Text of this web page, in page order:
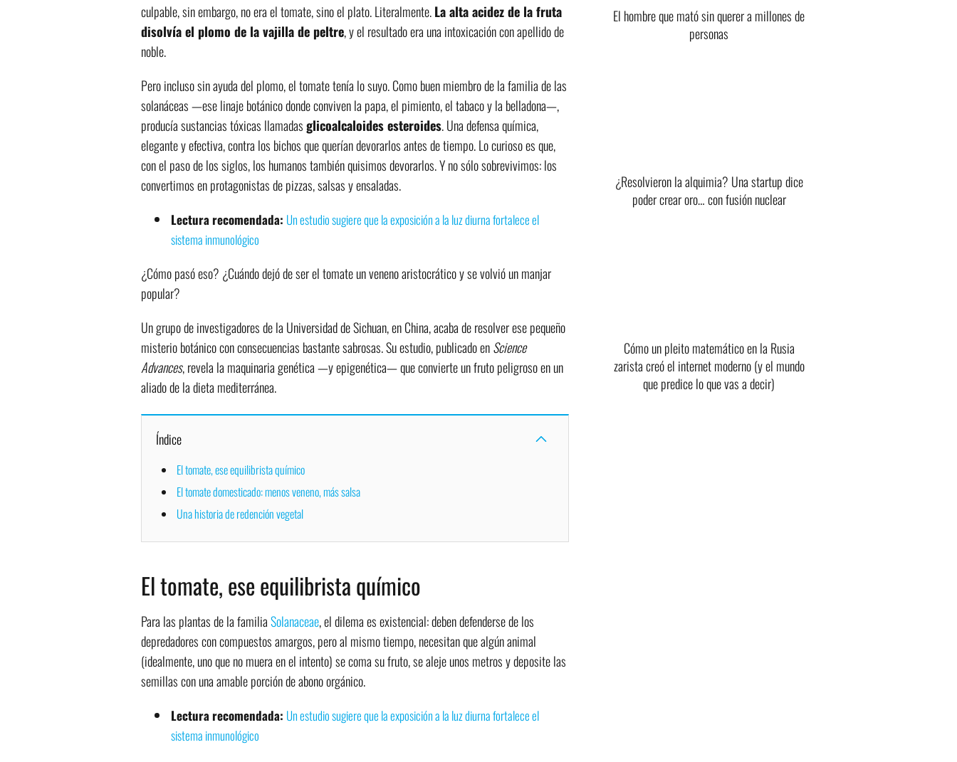
culpable, sin embargo, no era el tomate, sino el plato. Literalmente.La alta acidez de la fruta
disolvía el plomo de la vajilla de peltre, y el resultado era una intoxicación con apellido de
noble.
Pero incluso sin ayuda del plomo, el tomate tenía lo suyo. Como buen miembro de la familia de las
solanáceas —ese linaje botánico donde conviven la papa, el pimiento, el tabaco y la belladona—,
producía sustancias tóxicas llamadasglicoalcaloides esteroides. Una defensa química,
elegante y efectiva, contra los bichos que querían devorarlos antes de tiempo. Lo curioso es que,
con el paso de los siglos, los humanos también quisimos devorarlos. Y no sólo sobrevivimos: los
convertimos en protagonistas de pizzas, salsas y ensaladas.
Lectura recomendada: Un estudio sugiere que la exposición a la luz diurna fortalece el
sistema inmunológico
¿Cómo pasó eso? ¿Cuándo dejó de ser el tomate un veneno aristocrático y se volvió un manjar
popular?
Un grupo de investigadores de la Universidad de Sichuan, en China, acaba de resolver ese pequeño
misterio botánico con consecuencias bastante sabrosas. Su estudio, publicado enScience
Advances, revela la maquinaria genética —y epigenética— que convierte un fruto peligroso en un
aliado de la dieta mediterránea.
Índice
El tomate, ese equilibrista químico
El tomate domesticado: menos veneno, más salsa
Una historia de redención vegetal
El tomate, ese equilibrista químico
Para las plantas de la familiaSolanaceae, el dilema es existencial: deben defenderse de los
depredadores con compuestos amargos, pero al mismo tiempo, necesitan que algún animal
(idealmente, uno que no muera en el intento) se coma su fruto, se aleje unos metros y deposite las
semillas con una amable porción de abono orgánico.
Lectura recomendada: Un estudio sugiere que la exposición a la luz diurna fortalece el
sistema inmunológico
El hombre que mató sin querer a millones de
personas
¿Resolvieron la alquimia? Una startup dice
poder crear oro… con fusión nuclear
Cómo un pleito matemático en la Rusia
zarista creó el internet moderno (y el mundo
que predice lo que vas a decir)